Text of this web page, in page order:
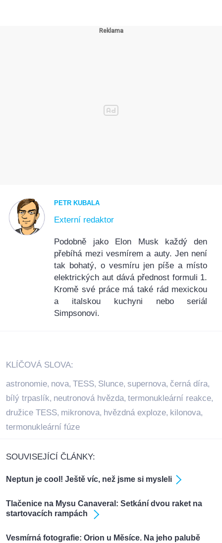
PETR KUBALA
Externí redaktor
Podobně jako Elon Musk každý den
přebíhá mezi vesmírem a auty. Jen není
tak bohatý, o vesmíru jen píše a místo
elektrických aut dává přednost formuli 1.
Kromě své práce má také rád mexickou
a italskou kuchyni nebo seriál
Simpsonovi.
KLÍČOVÁ SLOVA:
astronomie, nova, TESS, Slunce, supernova, černá díra,
bílý trpaslík, neutronová hvězda, termonukleární reakce,
družice TESS, mikronova, hvězdná exploze, kilonova,
termonukleární fúze
SOUVISEJÍCÍ ČLÁNKY:
Neptun je cool! Ještě víc, než jsme si mysleli
Tlačenice na Mysu Canaveral: Setkání dvou raket na
startovacích rampách
Vesmírná fotografie: Orion u Měsíce. Na jeho palubě